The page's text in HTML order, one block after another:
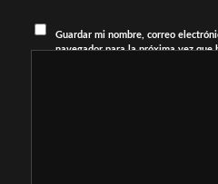
Guardar mi nombre, correo
navegador para la próxima vez que